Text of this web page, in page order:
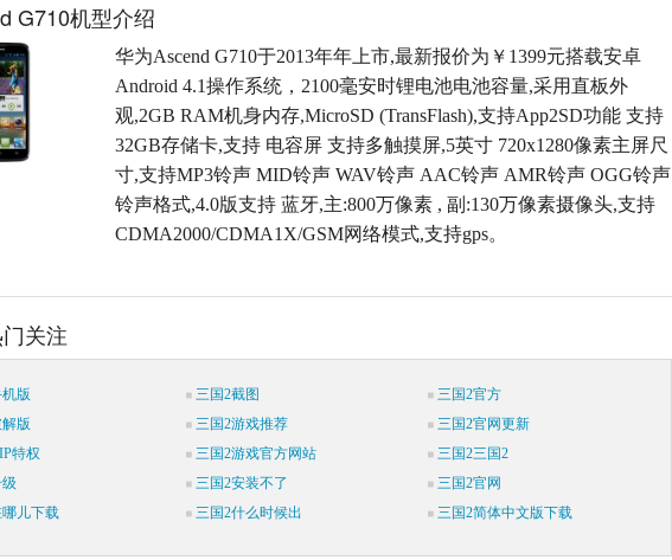
G710机型介绍
华为Ascend G710于2013年年上市,最新报价为￥1399元搭载安卓
Android 4.1操作系统，2100毫安时锂电池电池容量,采用直板外
观,2GB RAM机身内存,MicroSD (TransFlash),支持App2SD功能 支持
32GB存储卡,支持 电容屏 支持多触摸屏,5英寸 720x1280像素主屏尺
寸,支持MP3铃声 MID铃声 WAV铃声 AAC铃声 AMR铃声 OGG铃声
铃声格式,4.0版支持 蓝牙,主:800万像素 , 副:130万像素摄像头,支持
CDMA2000/CDMA1X/GSM网络模式,支持gps。
关注
版 三国2截图
三国2官方
版
三国2游戏推荐
三国2官网更新
特权
三国2游戏官方网站
三国2三国2
三国2安装不了
三国2官网
儿下载
三国2什么时候出 三国2简体中文版下载